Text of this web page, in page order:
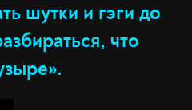
шутки и гэги до
что